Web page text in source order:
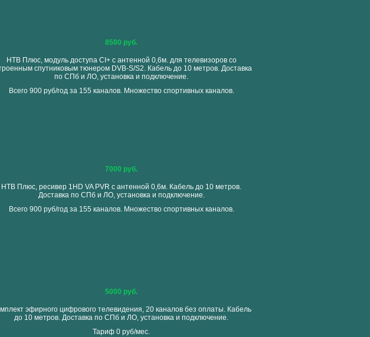
8500 руб.
НТВ Плюс, модуль доступа CI+ с антенной 0,6м. для телевизоров со
спутниковым тюнером DVB-S/S2. Кабель до 10 метров. Доставка
по СПб и ЛО, установка и подключение.
Всего 900 руб/год за 155 каналов. Множество спортивных каналов.
7000 руб.
НТВ Плюс, ресивер 1HD VA PVR с антенной 0,6м. Кабель до 10 метров.
Доставка по СПб и ЛО, установка и подключение.
Всего 900 руб/год за 155 каналов. Множество спортивных каналов.
5000 руб.
эфирного цифрового телевидения, 20 каналов без оплаты. Кабель
до 10 метров. Доставка по СПб и ЛО, установка и подключение.
Тариф 0 руб/мес.